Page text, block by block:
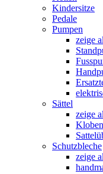
Kindersitze
Pedale
Pumpen
zeige
Sättel
zeige
Kloben
Schutzbleche
zeige